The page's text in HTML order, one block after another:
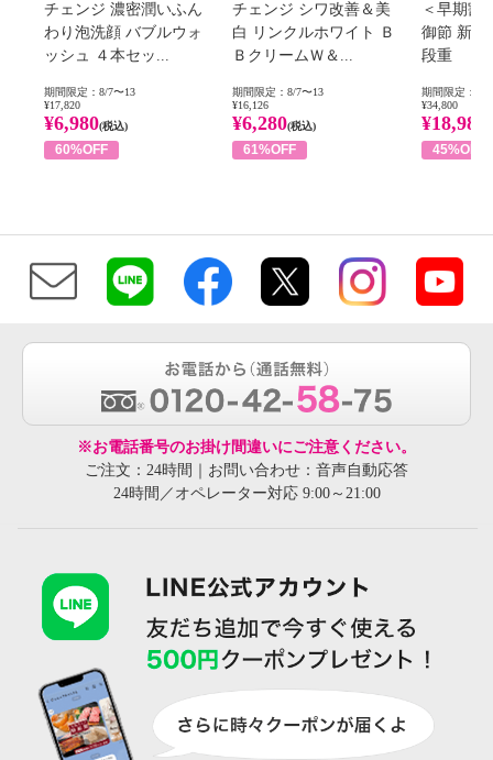
チェンジ 濃密潤いふん
わり泡洗顔 バブルウォ
ッシュ ４本セッ...
期間限定：8/7〜13
¥17,820
¥6,980(税込)
60%OFF
チェンジ シワ改善＆美
白 リンクルホワイト Ｂ
ＢクリームＷ＆...
期間限定：8/7〜13
¥16,126
¥6,280(税込)
61%OFF
＜早期割
御節 新春
段重
期間限定：8/1
¥34,800
¥18,980
45%OFF
※お電話番号のお掛け間違いにご注意ください。
ご注文：24時間｜お問い合わせ：音声自動応答
24時間／オペレーター対応 9:00～21:00